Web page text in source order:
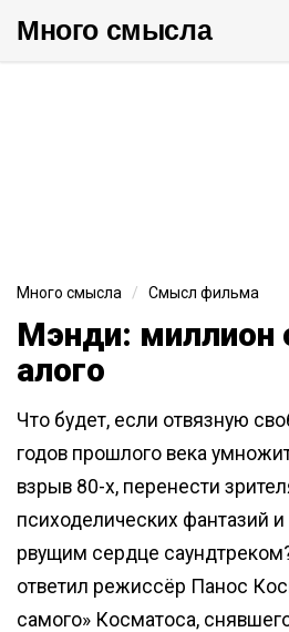
Много cмысла
Много смысла Смысл фильма
Мэнди: миллион
алого
Что будет, если отвязную
годов прошлого века
взрыв 80-х, перенести
психоделических фантазий
рвущим сердце
ответил режиссёр Панос
самого» Косматоса,